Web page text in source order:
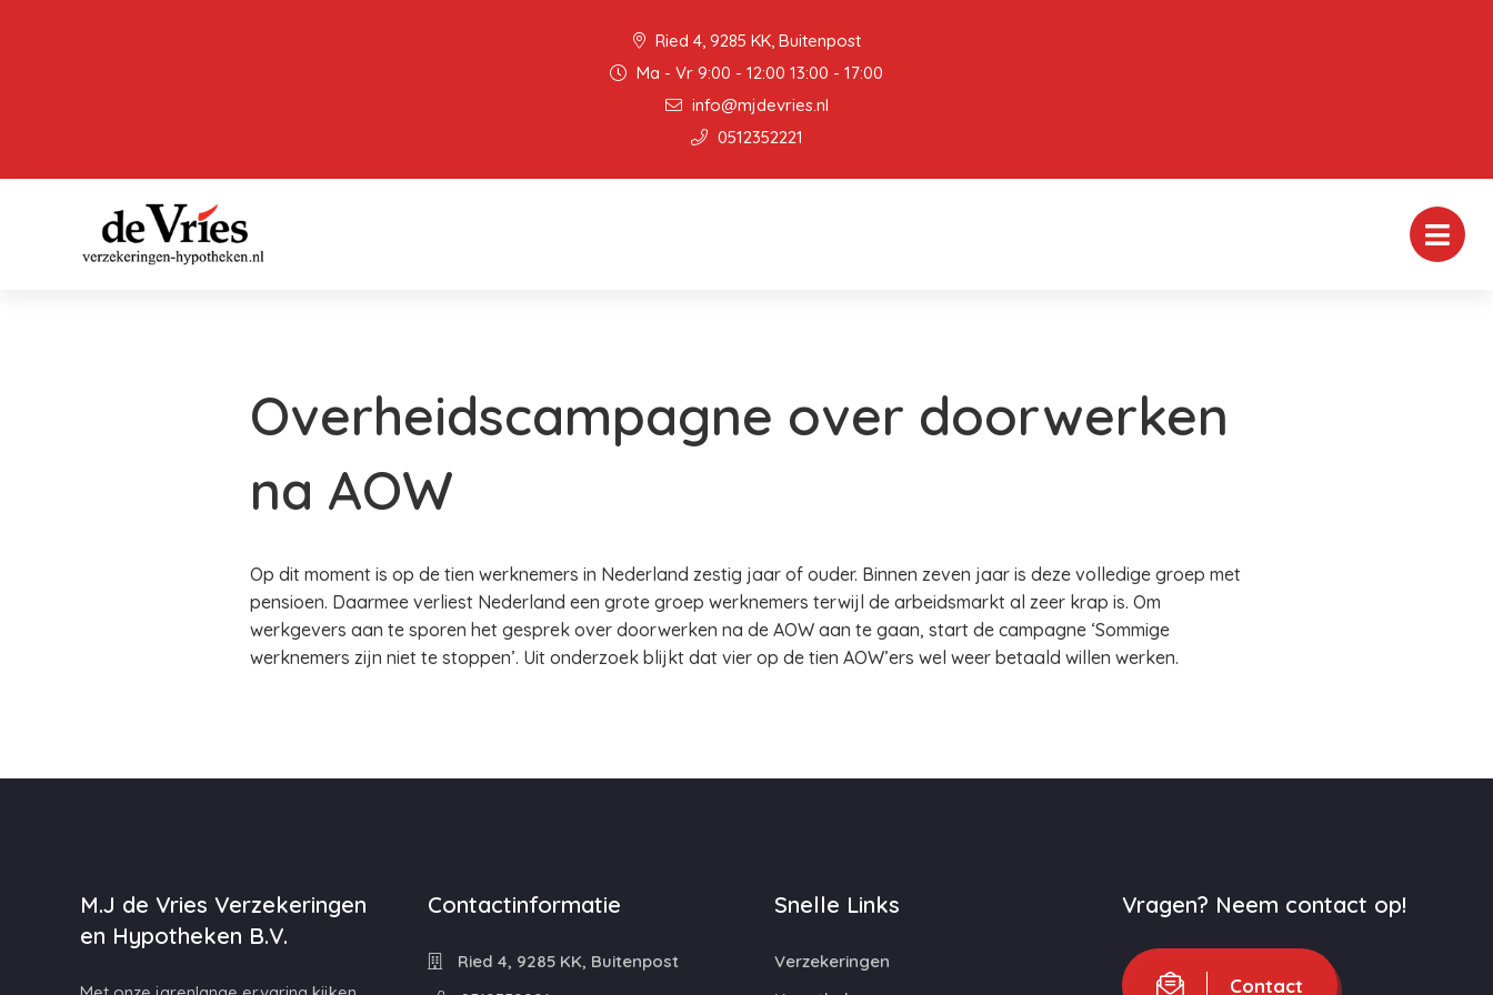
Ried 4, 9285 KK, Buitenpost
Ma - Vr 9:00 - 12:00 13:00 - 17:00
info@mjdevries.nl
0512352221
Overheidscampagne over doorwerken
na AOW
Op dit moment is op de tien werknemers in Nederland zestig jaar of ouder. Binnen zeven jaar is deze volledige groep met
pensioen. Daarmee verliest Nederland een grote groep werknemers terwijl de arbeidsmarkt al zeer krap is. Om
werkgevers aan te sporen het gesprek over doorwerken na de AOW aan te gaan, start de campagne ‘Sommige
werknemers zijn niet te stoppen’. Uit onderzoek blijkt dat vier op de tien AOW’ers wel weer betaald willen werken.
M.J de Vries Verzekeringen
en Hypotheken B.V.
Contactinformatie
Ried 4, 9285 KK, Buitenpost
Snelle Links
Verzekeringen
Vragen? Neem contact op!
Contact